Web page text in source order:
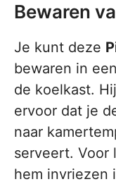
Bewaren
Je kunt deze
bewaren in
de koelkast.
ervoor dat je
naar
serveert. Voor
hem invriezen